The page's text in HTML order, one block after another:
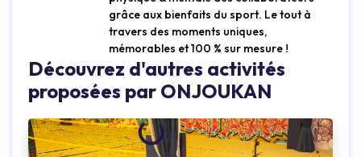
grâce aux bienfaits du sport. Le tout à
travers des moments uniques,
mémorables et 100 % sur mesure !
Découvrez d'autres activités
proposées par ONJOUKAN